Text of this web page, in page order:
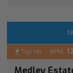
Top Hit BPM:
Medley